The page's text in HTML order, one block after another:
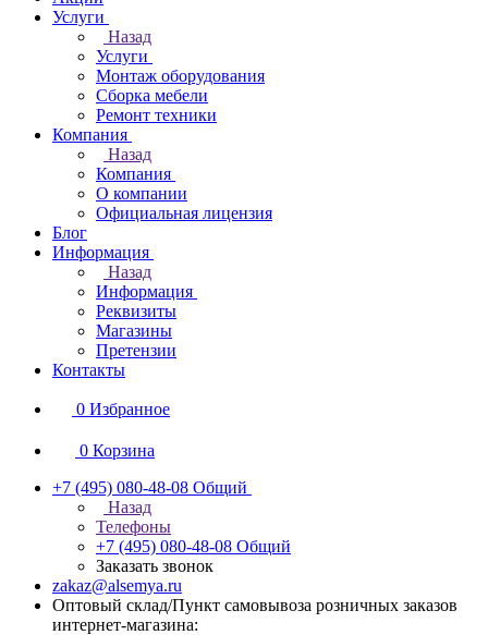
Услуги
Назад
Услуги
Монтаж оборудования
Сборка мебели
Ремонт техники
Компания
Назад
Компания
О компании
Официальная лицензия
Блог
Информация
Назад
Информация
Реквизиты
Магазины
Претензии
Контакты
0 Избранное
0 Корзина
+7 (495) 080-48-08 Общий
Назад
Телефоны
+7 (495) 080-48-08 Общий
Заказать звонок
zakaz@alsemya.ru
Оптовый склад/Пункт самовывоза розничных заказов
интернет-магазина: